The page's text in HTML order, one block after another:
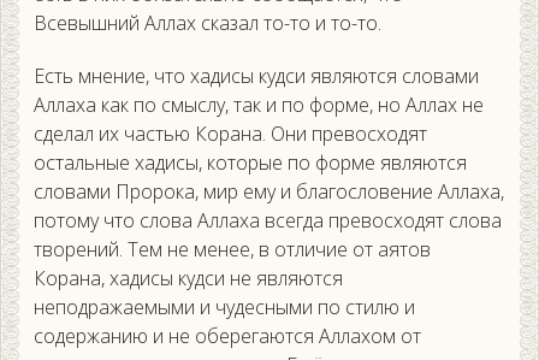
Всевышний Аллах сказал то-то и то-то.
Есть мнение, что хадисы кудси являются словами
Аллаха как по смыслу, так и по форме, но Аллах не
сделал их частью Корана. Они превосходят
остальные хадисы, которые по форме являются
словами Пророка, мир ему и благословение Аллаха,
потому что слова Аллаха всегда превосходят слова
творений. Тем не менее, в отличие от аятов
Корана, хадисы кудси не являются
неподражаемыми и чудесными по стилю и
содержанию и не оберегаются Аллахом от